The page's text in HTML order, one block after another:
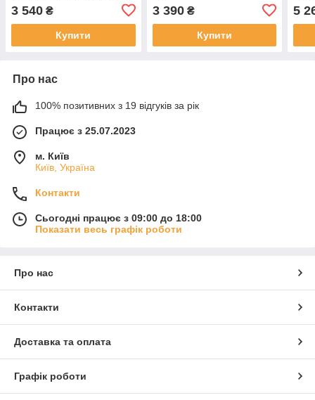
3 540 ₴
Купити
3 390₴
Купити
5
Про нас
100% позитивних з 19 відгуків за рік
Працює з 25.07.2023
м. Київ
Київ, Україна
Контакти
Сьогодні працює з 09:00 до 18:00
Показати весь графік роботи
Про нас
Контакти
Доставка та оплата
Графік роботи